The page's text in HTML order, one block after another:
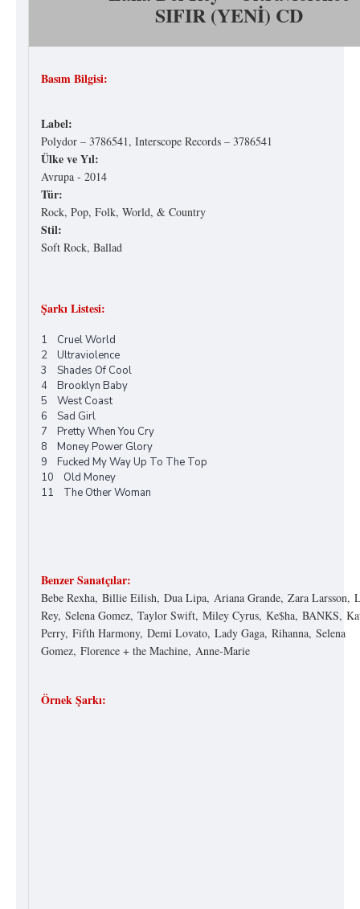
SIFIR (YENİ) CD
Basım Bilgisi:
Label:
Polydor ‎– 3786541, Interscope Records ‎– 3786541
Ülke ve Yıl:
Avrupa - 2014
Tür:
Rock, Pop, Folk, World, & Country
Stil:
Soft Rock, Ballad
Şarkı Listesi:
1 Cruel World
2 Ultraviolence
3 Shades Of Cool
4 Brooklyn Baby
5 West Coast
6 Sad Girl
7 Pretty When You Cry
8 Money Power Glory
9 Fucked My Way Up To The Top
10 Old Money
11 The Other Woman
Benzer Sanatçılar:
Bebe Rexha, Billie Eilish, Dua Lipa, Ariana Grande, Zara Larsson,
Rey, Selena Gomez, Taylor Swift, Miley Cyrus, Ke$ha, BANKS,
Perry, Fifth Harmony, Demi Lovato, Lady Gaga, Rihanna, Selena
Gomez, Florence + the Machine, Anne-Marie
Örnek Şarkı: